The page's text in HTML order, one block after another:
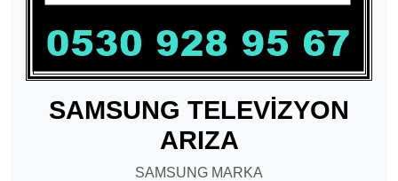
SAMSUNG TELEVİZYON
ARIZA
SAMSUNG MARKA